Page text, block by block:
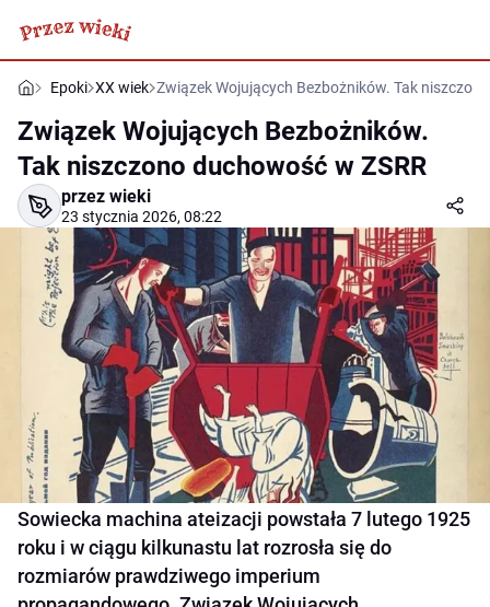
Epoki XX wiek Związek Wojujących Bezbożników. Tak
Związek Wojujących Bezbożników.
Tak niszczono duchowość w ZSRR
przez wieki
23 stycznia 2026, 08:22
Sowiecka machina ateizacji powstała 7 lutego 1925
roku i w ciągu kilkunastu lat rozrosła się do
rozmiarów prawdziwego imperium